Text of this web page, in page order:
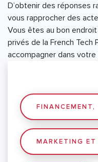
D’obtenir des réponses
vous rapprocher des
Vous êtes au bon
privés de la French Tech
accompagner dans votre
MARKETING